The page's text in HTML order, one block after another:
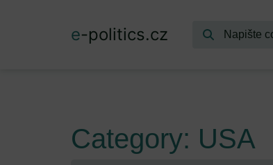
e-politics.cz
Category: USA